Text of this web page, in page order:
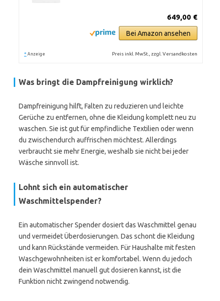
649,00 €
Bei Amazon ansehen
* Anzeige Preis inkl. MwSt., zzgl. Versandkosten
Was bringt die Dampfreinigung wirklich?
Dampfreinigung hilft, Falten zu reduzieren und leichte
Gerüche zu entfernen, ohne die Kleidung komplett neu zu
waschen. Sie ist gut für empfindliche Textilien oder wenn
du zwischendurch auffrischen möchtest. Allerdings
verbraucht sie mehr Energie, weshalb sie nicht bei jeder
Wäsche sinnvoll ist.
Lohnt sich ein automatischer
Waschmittelspender?
Ein automatischer Spender dosiert das Waschmittel genau
und vermeidet Überdosierungen. Das schont die Kleidung
und kann Rückstände vermeiden. Für Haushalte mit festen
Waschgewohnheiten ist er komfortabel. Wenn du jedoch
dein Waschmittel manuell gut dosieren kannst, ist die
Funktion nicht zwingend notwendig.